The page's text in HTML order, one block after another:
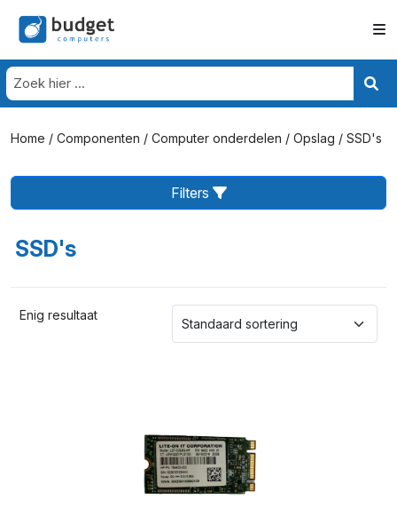
Home / Componenten / Computer onderdelen / Opslag / SSD's
Filters
SSD's
Enig resultaat